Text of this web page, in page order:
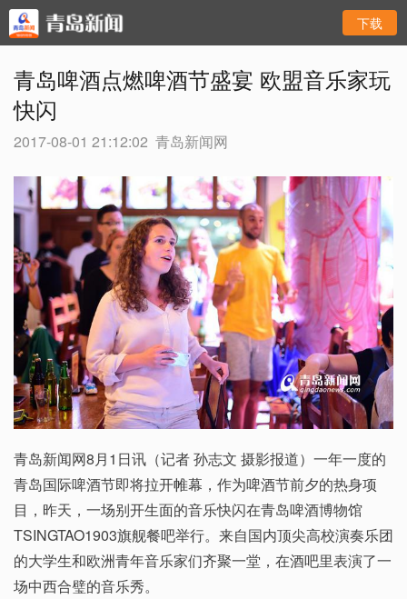
下载
青岛啤酒点燃啤酒节盛宴 欧盟音乐家玩
快闪
2017-08-01 21:12:02 青岛新闻网
青岛新闻网8月1日讯（记者 孙志文 摄影报道）一年一度的
青岛国际啤酒节即将拉开帷幕，作为啤酒节前夕的热身项
目，昨天，一场别开生面的音乐快闪在青岛啤酒博物馆
TSINGTAO1903旗舰餐吧举行。来自国内顶尖高校演奏乐团
的大学生和欧洲青年音乐家们齐聚一堂，在酒吧里表演了一
场中西合璧的音乐秀。